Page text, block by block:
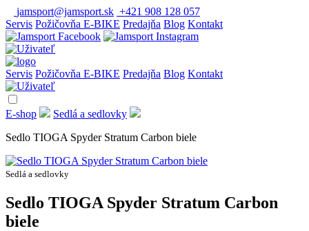
jamsport@jamsport.sk +421 908 128 057
Servis Požičovňa E-BIKE Predajňa Blog Kontakt
Servis Požičovňa E-BIKE Predajňa Blog Kontakt
E-shop
Sedlá a sedlovky
Sedlo TIOGA Spyder Stratum Carbon biele
Sedlá a sedlovky
Sedlo TIOGA Spyder Stratum Carbon
biele